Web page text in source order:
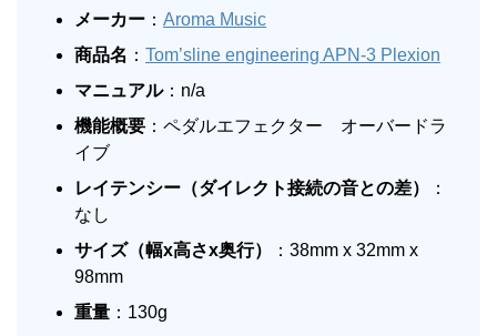
メーカー ： Aroma Music
商品名 ： Tom’sline engineering APN-3 Plexion
マニュアル：n/a
機能概要 ：ペダルエフェクター オーバードラ
イブ
レイテンシー（ダイレクト接続の音との差）
：
なし
サイズ（幅x高さx奥行）
：38mm x 32mm x
98mm
重量 ：130g